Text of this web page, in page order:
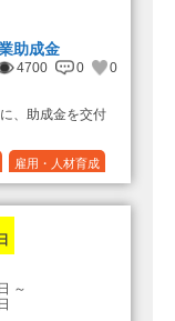
助成金
4700 0
0
、助成金を交付
雇用・人材育成
～